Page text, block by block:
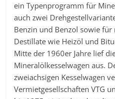
ein Typenprogramm für
auch zwei
Benzin und Benzol sowie
Destillate wie Heizöl und
Mitte der 1960er Jahre lief
Mineralölkesselwagen aus.
zweiachsigen Kesselwagen
Vermietgesellschaften VTG